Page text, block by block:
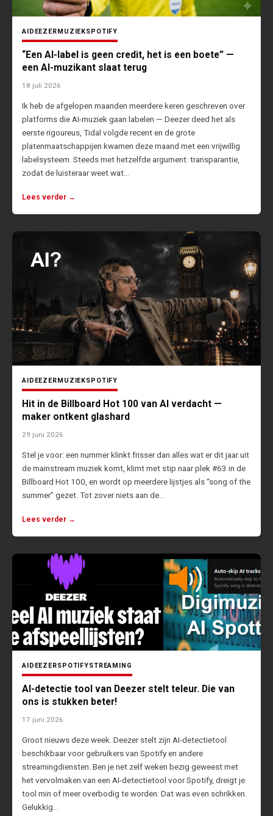
AI DEEZER MUZIEKSPOTIFY
“Een AI-label is geen credit, het is een boete” —
een AI-muzikant slaat terug
18 juli 2026
Ik heb de afgelopen maanden meerdere keren geschreven over
platforms die AI-muziek gaan labelen — Deezer deed het als
eerste rigoureus, Tidal volgde recent en de grote
platenmaatschappijen kwamen deze maand met een vrijwillig
labelsysteem. Steeds met hetzelfde argument: transparantie,
zodat de luisteraar weet wat…
Lees verder →
AI DEEZER MUZIEKSPOTIFY
Hit in de Billboard Hot 100 van AI verdacht —
maker ontkent glashard
29 juni 2026
Stel je voor: een nummer klinkt frisser dan alles wat er dit jaar uit
de mainstream muziek komt, klimt met stip naar plek #63 in de
Billboard Hot 100, en wordt op meerdere lijstjes als “song of the
summer” gezet. Tot zover niets aan de…
Lees verder →
AIDEEZERSPOTIFYSTREAMING
AI-detectie tool van Deezer stelt teleur. Die van
ons is stukken beter!
17 juni 2026
Groot nieuws deze week. Deezer stelt zijn AI-detectietool
beschikbaar voor gebruikers van Spotify en andere
streamingdiensten. Ben je net zelf weken bezig geweest met
het vervolmaken van een AI-detectietool voor Spotify, dreigt je
tool min of meer overbodig te worden. Dat was even schrikken.
Gelukkig…